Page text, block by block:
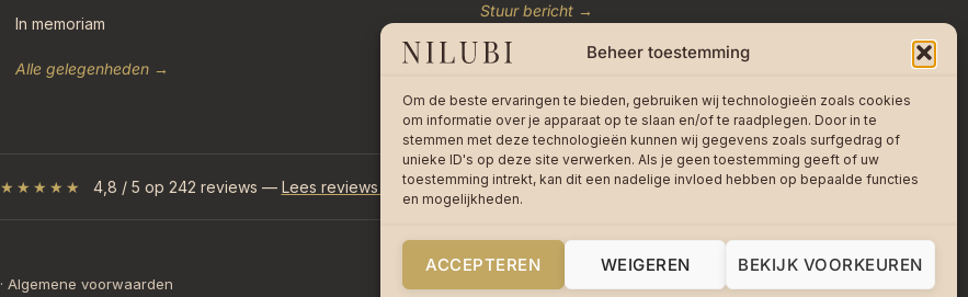
Beheer toestemming
Om de beste ervaringen te bieden, gebruiken wij technologieën zoals cookies
om informatie over je apparaat op te slaan en/of te raadplegen. Door in te
stemmen met deze technologieën kunnen wij gegevens zoals surfgedrag of
unieke ID's op deze site verwerken. Als je geen toestemming geeft of uw
toestemming intrekt, kan dit een nadelige invloed hebben op bepaalde functies
en mogelijkheden.
ACCEPTEREN WEIGEREN BEKIJK VOORKEUREN
In memoriam
Alle gelegenheden →
Stuur bericht →
★★★★★ 4,8 / 5 op 242 reviews — Lees reviews op bol.com
· Algemene voorwaarden Made with care in Poppel